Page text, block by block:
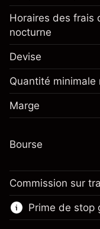
Marge. Votre
Ajustement
Frais sur la
Taille de la
Valeur
Marge.
de overnight
position
Taille de la
~$20,000.00
Valeur
Horaires des frais
nocturne
Devise
Quantité minimale
Marge
Bourse
Commission sur
Prime de stop